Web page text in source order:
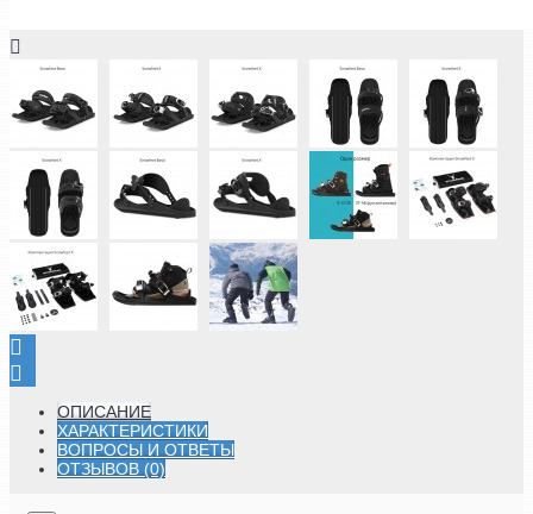
ОПИСАНИЕ
ХАРАКТЕРИСТИКИ
ВОПРОСЫ И ОТВЕТЫ
ОТЗЫВОВ (0)